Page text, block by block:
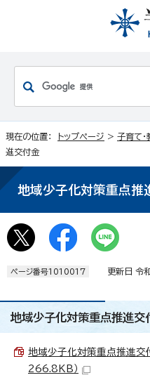
現在の位置： トップページ > 子育て・
進交付金
地域少子化対策重点推
ページ番号1010017 更新日 令
地域少子化対策重点推進交
地域少子化対策重点推進
266.8KB）